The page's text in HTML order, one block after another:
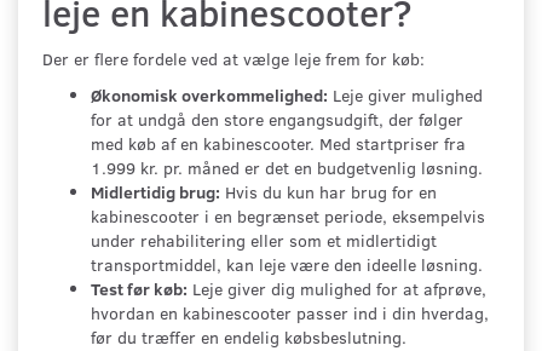
leje en kabinescooter?
Der er flere fordele ved at vælge leje frem for køb:
Økonomisk overkommelighed: Leje giver mulighed
for at undgå den store engangsudgift, der følger
med køb af en kabinescooter. Med startpriser fra
1.999 kr. pr. måned er det en budgetvenlig løsning.
Midlertidig brug: Hvis du kun har brug for en
kabinescooter i en begrænset periode, eksempelvis
under rehabilitering eller som et midlertidigt
transportmiddel, kan leje være den ideelle løsning.
Test før køb: Leje giver dig mulighed for at afprøve,
hvordan en kabinescooter passer ind i din hverdag,
før du træffer en endelig købsbeslutning.